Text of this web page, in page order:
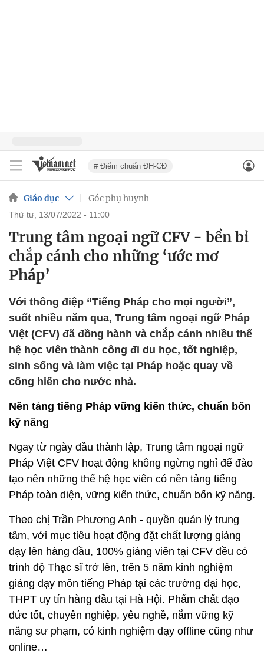
# Điểm chuẩn ĐH-CĐ
Giáo dục Góc phụ huynh
thứ tư, 13/07/2022 - 11:00
Trung tâm ngoại ngữ CFV - bền bỉ
chắp cánh cho những ‘ước mơ
Pháp’
Với thông điệp “Tiếng Pháp cho mọi người”,
suốt nhiều năm qua, Trung tâm ngoại ngữ Pháp
Việt (CFV) đã đồng hành và chắp cánh nhiều thế
hệ học viên thành công đi du học, tốt nghiệp,
sinh sống và làm việc tại Pháp hoặc quay về
cống hiến cho nước nhà.
Nền tảng tiếng Pháp vững kiến thức, chuẩn bốn
kỹ năng
Ngay từ ngày đầu thành lập, Trung tâm ngoại ngữ
Pháp Việt CFV hoạt động không ngừng nghỉ để đào
tạo nên những thế hệ học viên có nền tảng tiếng
Pháp toàn diện, vững kiến thức, chuẩn bốn kỹ năng.
Theo chị Trần Phương Anh - quyền quản lý trung
tâm, với mục tiêu hoạt động đặt chất lượng giảng
dạy lên hàng đầu, 100% giảng viên tại CFV đều có
trình độ Thạc sĩ trở lên, trên 5 năm kinh nghiệm
giảng dạy môn tiếng Pháp tại các trường đại học,
THPT uy tín hàng đầu tại Hà Hội. Phẩm chất đạo
đức tốt, chuyên nghiệp, yêu nghề, nắm vững kỹ
năng sư phạm, có kinh nghiệm dạy offline cũng như
online…